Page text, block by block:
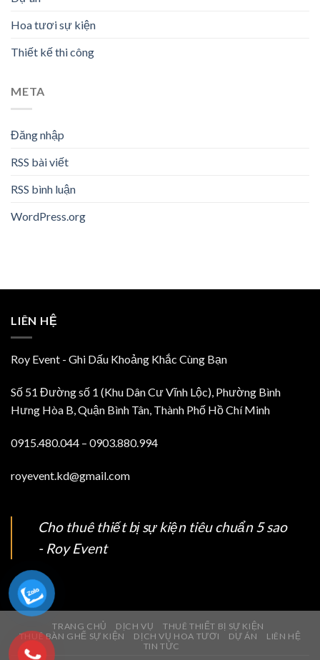
Hoa tươi sự kiện
Thiết kế thi công
META
Đăng nhập
RSS bài viết
RSS bình luận
WordPress.org
LIÊN HỆ
Roy Event - Ghi Dấu Khoảng Khắc Cùng Bạn
Số 51 Đường số 1 (Khu Dân Cư Vĩnh Lộc), Phường Bình
Hưng Hòa B, Quận Bình Tân, Thành Phố Hồ Chí Minh
0915.480.044 – 0903.880.994
royevent.kd@gmail.com
Cho thuê thiết bị sự kiện tiêu chuẩn 5 sao
- Roy Event
TRANG CHỦ DỊCH VỤ
THUÊ THIẾT BỊ SỰ KIỆN
THUÊ BÀN GHẾ SỰ KIỆN
DỊCH VỤ HOA TƯƠI DỰ ÁN
LIÊN HỆ
TIN TỨC